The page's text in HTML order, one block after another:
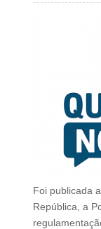
Foi publicada
República, a